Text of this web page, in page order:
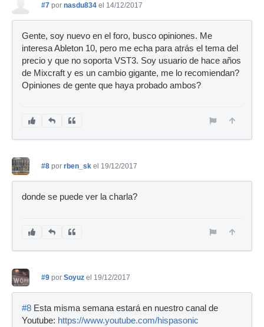
#7 por nasdu834 el 14/12/2017
Gente, soy nuevo en el foro, busco opiniones. Me
interesa Ableton 10, pero me echa para atrás el tema del
precio y que no soporta VST3. Soy usuario de hace años
de Mixcraft y es un cambio gigante, me lo recomiendan?
Opiniones de gente que haya probado ambos?
#8 por rben_sk el 19/12/2017
donde se puede ver la charla?
#9 por Soyuz el 19/12/2017
#8 Esta misma semana estará en nuestro canal de
Youtube: https://www.youtube.com/hispasonic